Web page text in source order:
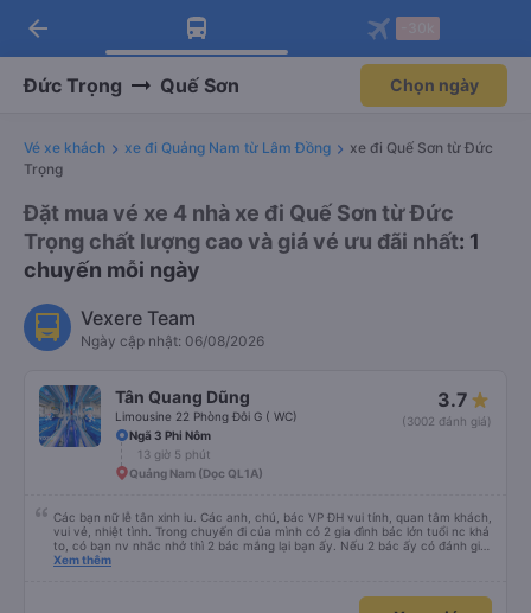
Tải app Vexere ngay!
Nhận ưu đãi thành viên độc
Mở app
Tải app Vexere
-30k/ghế khi đặt vé máy bay qua
Mở app
arrow_back
Đức Trọng Quế Sơn Chọn ngày
Vé xe khách xe đi Quảng Nam từ Lâm Đồng
xe đi Quế Sơn từ Đức
Trọng
Đặt mua vé xe 4 nhà xe đi Quế Sơn từ Đức
Trọng chất lượng cao và giá vé ưu đãi nhất: 1
chuyến mỗi ngày
Vexere Team
Ngày cập nhật: 06/08/2026
Tân Quang Dũng
Limousine 22 Phòng Đôi G ( WC)
3.7
(3002 đánh giá)
Ngã 3 Phi Nôm
13 giờ 5 phút
Quảng Nam (Dọc QL1A)
Các bạn nữ lễ tân xinh iu. Các anh, chú, bác VP ĐH vui tính, quan tâm khách,
vui vẻ, nhiệt tình. Trong chuyến đi của mình có 2 gia đình bác lớn tuổi nc khá
to, có bạn nv nhắc nhở thì 2 bác mắng lại bạn ấy. Nếu 2 bác ấy có đánh giá
xấu thì mình ngược lại nha. Bạn ấy nhắc nhở rất đúng. 2 bác nói rất to. To
bạn ấy nha. Nếu bạn ấy bị trừ thì bảo bạn ấy liên hệ sđt của mình, mình hỗ
Xem thêm